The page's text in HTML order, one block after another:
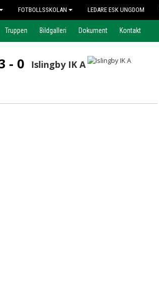
FOTBOLLSSKOLAN LEDARE ESK UNGDOM
Truppen Bildgalleri Dokument Kontakt
- 0 Islingby IK A